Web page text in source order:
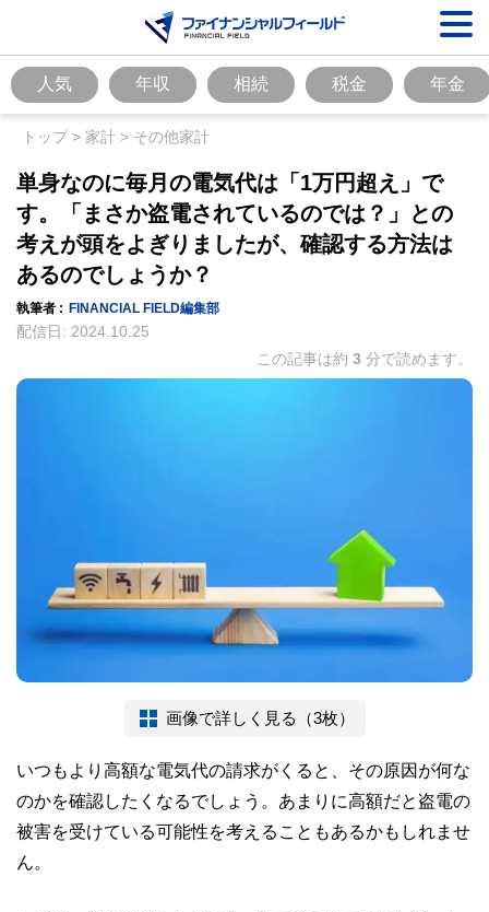
人気 年収 相続 税金 年金
トップ> 家計 > その他家計
単身なのに毎月の電気代は「1万円超え」で
す。「まさか盗電されているのでは？」との
考えが頭をよぎりましたが、確認する方法は
あるのでしょうか？
執筆者 : FINANCIAL FIELD編集部
配信日: 2024.10.25
この記事は約 3 分で読めます。
画像で詳しく見る（3枚）
いつもより高額な電気代の請求がくると、その原因が何な
のかを確認したくなるでしょう。あまりに高額だと盗電の
被害を受けている可能性を考えることもあるかもしれませ
ん。